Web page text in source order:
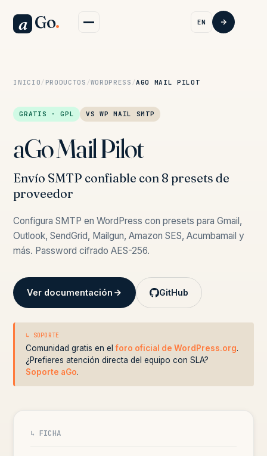
a Go. EN
INICIO / PRODUCTOS /WORDPRESS /AGO MAIL PILOT
GRATIS · GPL VS WP MAIL SMTP
aGo Mail Pilot
Envío SMTP confiable con 8 presets de
proveedor
Configura SMTP en WordPress con presets para Gmail,
Outlook, SendGrid, Mailgun, Amazon SES, Acumbamail y
más. Password cifrado AES-256.
Ver documentación GitHub
↳ SOPORTE
Comunidad gratis en elforo oficial de WordPress.org.
¿Prefieres atención directa del equipo con SLA?
Soporte aGo.
↳ FICHA